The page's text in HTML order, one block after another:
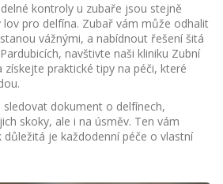
kontroly u zubaře jsou stejně
lov pro delfína. Zubař vám může odhalit
vážnými, a nabídnout řešení šitá
navštivte naši kliniku Zubní
získejte praktické tipy na péči, které
dokument o delfínech,
skoky, ale i na úsměv. Ten vám
je každodenní péče o vlastní